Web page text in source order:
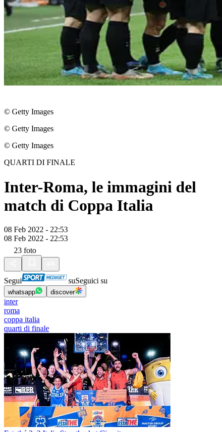
© Getty Images
© Getty Images
© Getty Images
QUARTI DI FINALE
Inter-Roma, le immagini del
match di Coppa Italia
08 Feb 2022 - 22:53
08 Feb 2022 - 22:53
23 foto
Segui suSeguici su
whatsapp discover
inter
roma
coppa italia
quarti di finale